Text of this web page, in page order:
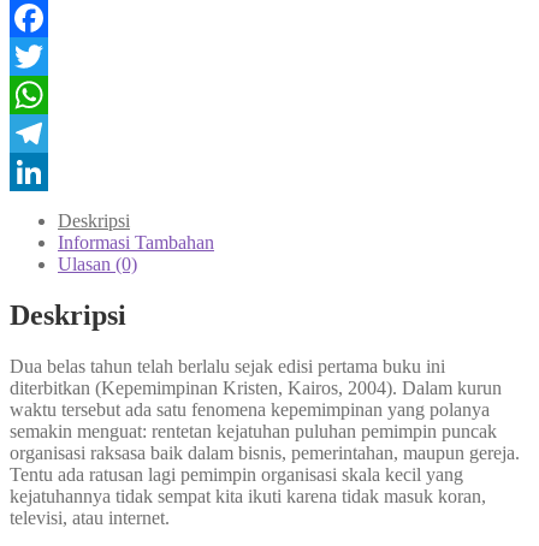
Facebook
Twitter
WhatsApp
Telegram
LinkedIn
Deskripsi
Informasi Tambahan
Ulasan (0)
Deskripsi
Dua belas tahun telah berlalu sejak edisi pertama buku ini
diterbitkan (Kepemimpinan Kristen, Kairos, 2004). Dalam kurun
waktu tersebut ada satu fenomena kepemimpinan yang polanya
semakin menguat: rentetan kejatuhan puluhan pemimpin puncak
organisasi raksasa baik dalam bisnis, pemerintahan, maupun gereja.
Tentu ada ratusan lagi pemimpin organisasi skala kecil yang
kejatuhannya tidak sempat kita ikuti karena tidak masuk koran,
televisi, atau internet.